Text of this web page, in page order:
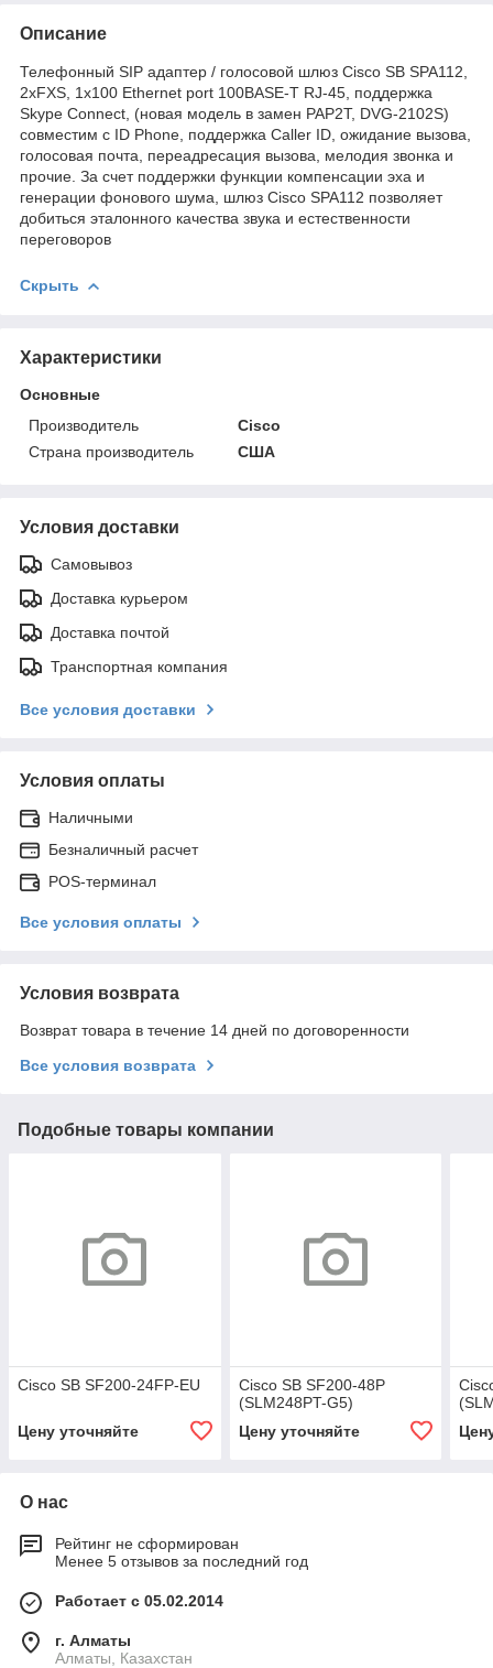
Описание
Телефонный SIP адаптер / голосовой шлюз Cisco SB SPA112,
2xFXS, 1x100 Ethernet port 100BASE-T RJ-45, поддержка
Skype Connect, (новая модель в замен PAP2T, DVG-2102S)
совместим с ID Phone, поддержка Caller ID, ожидание вызова,
голосовая почта, переадресация вызова, мелодия звонка и
прочие. За счет поддержки функции компенсации эха и
генерации фонового шума, шлюз Cisco SPA112 позволяет
добиться эталонного качества звука и естественности
переговоров
Скрыть
Характеристики
Основные
Производитель
Cisco
Страна производитель
США
Условия доставки
Самовывоз
Доставка курьером
Доставка почтой
Транспортная компания
Все условия доставки
Условия оплаты
Наличными
Безналичный расчет
POS-терминал
Все условия оплаты
Условия возврата
Возврат товара в течение 14 дней по договоренности
Все условия возврата
Подобные товары компании
Cisco SB SF200-24FP-EU
Цену уточняйте
Cisco SB SF200-48P
(SLM248PT-G5)
Цену уточняйте
О нас
Рейтинг не сформирован
Менее 5 отзывов за последний год
Работает с 05.02.2014
г. Алматы
Алматы, Казахстан